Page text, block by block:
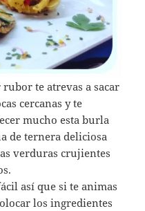
te atrevas a sacar
cercanas y te
mucho esta burla
de ternera deliciosa
verduras crujientes
así que si te animas
los ingredientes